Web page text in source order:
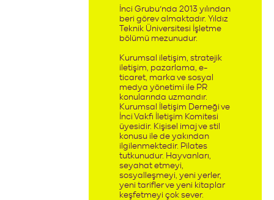
İnci Grubu’nda 2013 yılından
beri görev almaktadır. Yıldız
Teknik Üniversitesi İşletme
bölümü mezunudur.
Kurumsal iletişim, stratejik
iletişim, pazarlama, e-
ticaret, marka ve sosyal
medya yönetimi ile PR
konularında uzmandır.
Kurumsal İletişim Derneği ve
İnci Vakfı İletişim Komitesi
üyesidir. Kişisel imaj ve stil
konusu ile de yakından
ilgilenmektedir. Pilates
tutkunudur. Hayvanları,
seyahat etmeyi,
sosyalleşmeyi, yeni yerler,
yeni tarifler ve yeni kitaplar
keşfetmeyi çok sever.